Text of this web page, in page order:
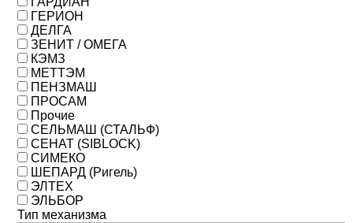
ГЕРИОН
ДЕЛГА
ЗЕНИТ / ОМЕГА
КЭМЗ
МЕТТЭМ
ПЕНЗМАШ
ПРОСАМ
Прочие
СЕЛЬМАШ (СТАЛЬФ)
СЕНАТ (SIBLOCK)
СИМЕКО
ШЕПАРД (Ригель)
ЭЛТЕХ
ЭЛЬБОР
Тип механизма